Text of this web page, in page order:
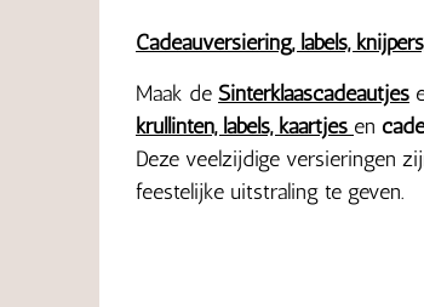
Cadeauversiering, labels,
Maak de Sinterklaascadeautjes
krullinten, labels, kaartjes en
Deze veelzijdige versieringen
feestelijke uitstraling te geven.